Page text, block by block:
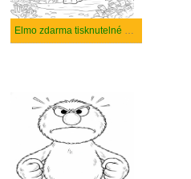
Elmo zdarma tisknutelné pro děti